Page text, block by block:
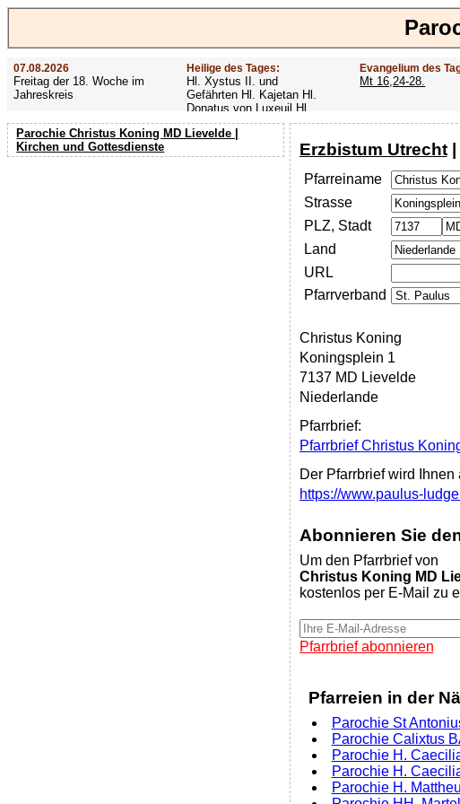
07.08.2026
Freitag der 18. Woche im
Jahreskreis
Heilige des Tages:
Hl. Xystus II. und
Gefährten Hl. Kajetan Hl.
Donatus von Luxeuil Hl.
Afra
Evangelium des
Mt 16,24-28.
Parochie Christus Koning MD Lievelde |
Kirchen und Gottesdienste
Erzbistum Utrecht|
Pfarreiname
Strasse
PLZ, Stadt
Land
URL
Pfarrverband
Christus Koning
Koningsplein 1
7137 MD Lievelde
Niederlande
Pfarrbrief:
Pfarrbrief Christus
Der Pfarrbrief wird
https://www.paulus-
Abonnieren Sie
Um den Pfarrbrief von
Christus Koning MD
kostenlos per E-Mail zu
Pfarrbrief abonnieren
Pfarreien in der
Parochie St
Parochie Calixtus
Parochie H.
Parochie H.
Parochie H.